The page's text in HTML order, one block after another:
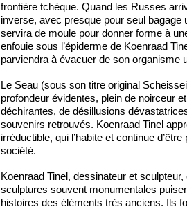
frontière tchèque. Quand les Russes
inverse, avec presque pour seul
servira de moule pour donner forme à
enfouie sous l’épiderme de Koenraad
parviendra à évacuer de son organisme
Le Seau (sous son titre original
profondeur évidentes, plein de noirceur
déchirantes, de désillusions
souvenirs retrouvés. Koenraad Tinel
irréductible, qui l’habite et continue
société.
Koenraad Tinel, dessinateur et
sculptures souvent monumentales
histoires des éléments très anciens. Ils